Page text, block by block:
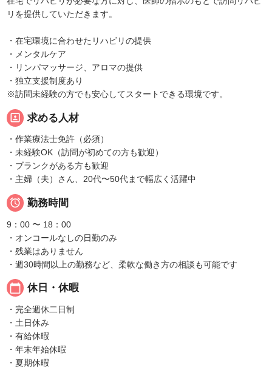
リを提供していただきます。
・在宅環境に合わせたリハビリの提供
・メンタルケア
・リンパマッサージ、アロマの提供
・独立支援制度あり
※訪問未経験の方でも安心してスタートできる環境です。
portrait 求める人材
・作業療法士免許（必須）
・未経験OK（訪問が初めての方も歓迎）
・ブランクがある方も歓迎
・主婦（夫）さん、20代〜50代まで幅広く活躍中
 勤務時間
9：00 〜 18：00
・オンコールなしの日勤のみ
・残業はありません
・週30時間以上の勤務など、柔軟な働き方の相談も可能です
calendar_today 休日・休暇
・完全週休二日制
・土日休み
・有給休暇
・年末年始休暇
・夏期休暇